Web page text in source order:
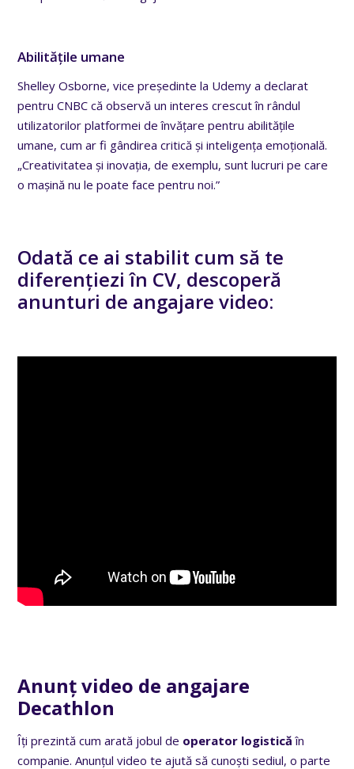
Abilitățile umane
Shelley Osborne, vice președinte la Udemy a declarat
pentru CNBC că observă un interes crescut în rândul
utilizatorilor platformei de învățare pentru abilitățile
umane, cum ar fi gândirea critică și inteligența emoțională.
„Creativitatea și inovația, de exemplu, sunt lucruri pe care
o mașină nu le poate face pentru noi.”
Odată ce ai stabilit cum să te
diferențiezi în CV, descoperă
anunturi de angajare video:
Anunț video de angajare
Decathlon
Îți prezintă cum arată jobul de operator logistică în
companie. Anunțul video te ajută să cunoști sediul, o parte